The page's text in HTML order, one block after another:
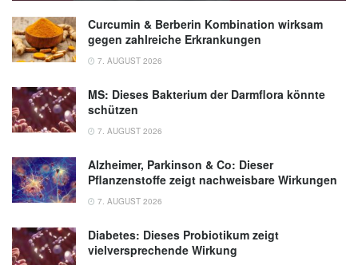
Curcumin & Berberin Kombination wirksam
gegen zahlreiche Erkrankungen
7. AUGUST 2026
MS: Dieses Bakterium der Darmflora könnte
schützen
7. AUGUST 2026
Alzheimer, Parkinson & Co: Dieser
Pflanzenstoffe zeigt nachweisbare Wirkungen
7. AUGUST 2026
Diabetes: Dieses Probiotikum zeigt
vielversprechende Wirkung